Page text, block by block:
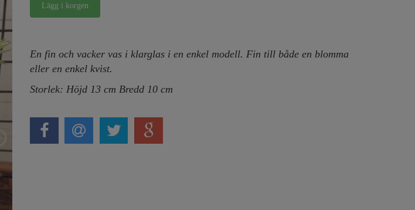
En fin och vacker vas i klarglas i en enkel modell. Fin till både en blomma
eller en enkel kvist.
Storlek: Höjd 13 cm Bredd 10 cm